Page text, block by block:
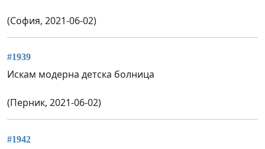
(София, 2021-06-02)
#1939
Искам модерна детска болница
(Перник, 2021-06-02)
#1942